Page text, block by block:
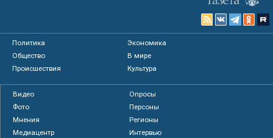
Политика
Экономика
Общество
В мире
Происшествия
Культура
Видео
Опросы
Фото
Персоны
Мнения
Регионы
Медиацентр
Интервью